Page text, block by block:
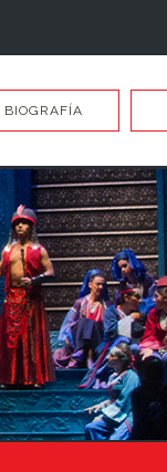
BIOGRAFÍA